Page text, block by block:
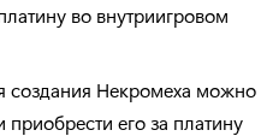
во внутриигровом
создания Некромеха можно
приобрести его за платину